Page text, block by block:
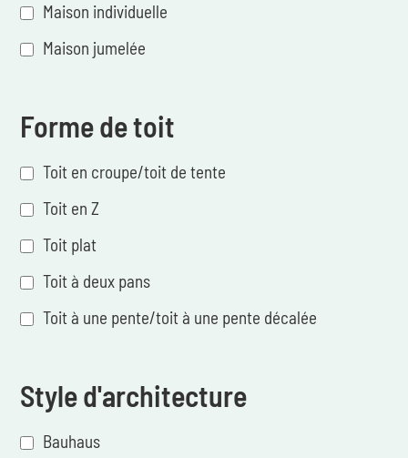
Maison individuelle
Maison jumelée
Forme de toit
Toit en croupe/toit de tente
Toit en Z
Toit plat
Toit à deux pans
Toit à une pente/toit à une pente décalée
Style d'architecture
Bauhaus